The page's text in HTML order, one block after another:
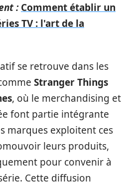
: Comment établir un
TV : l'art de la
se retrouve dans les
Stranger Things
, où le merchandising et
font partie intégrante
marques exploitent ces
leurs produits,
pour convenir à
Cette diffusion